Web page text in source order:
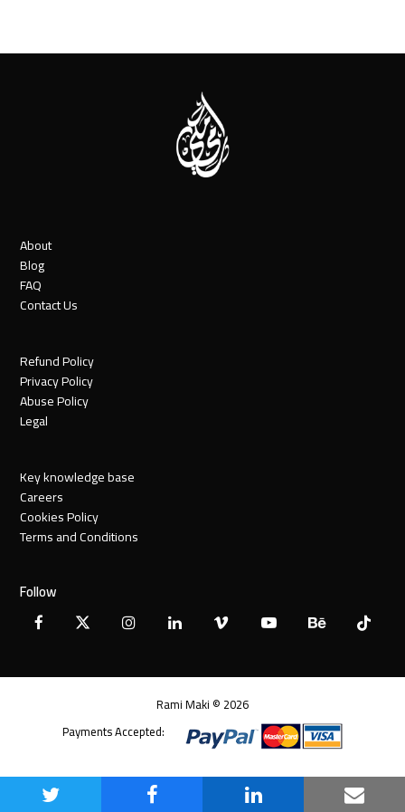
About
Blog
FAQ
Contact Us
Refund Policy
Privacy Policy
Abuse Policy
Legal
Key knowledge base
Careers
Cookies Policy
Terms and Conditions
Follow
Facebook
X InstagramLinkedInVimeo YouTubeBehanceTiktok
Rami Maki © 2026
Payments Accepted: